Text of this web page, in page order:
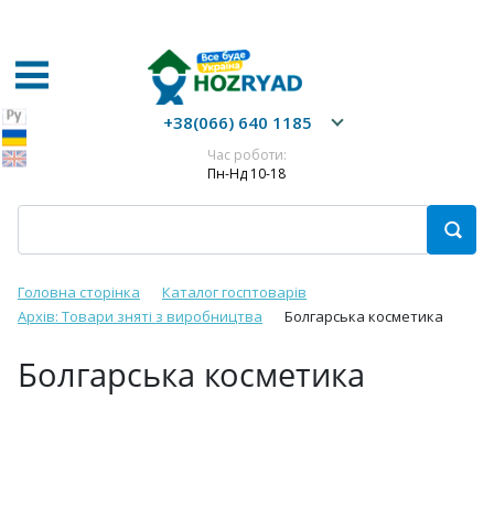
+38(066) 640 1185
Час роботи:
Пн-Нд 10-18
Головна сторінка
Каталог госптоварів
Архів: Товари зняті з виробництва
Болгарська косметика
Болгарська косметика